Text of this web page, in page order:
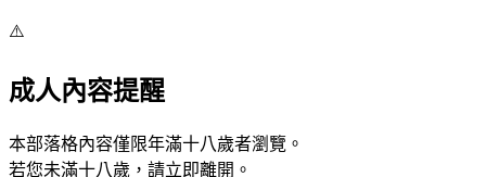
⚠️
成人內容提醒
本部落格內容僅限年滿十八歲者瀏覽。
若您未滿十八歲，請立即離開。